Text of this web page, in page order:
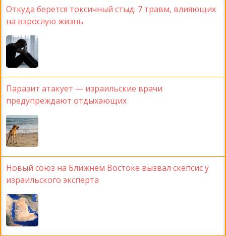
Откуда берется токсичный стыд: 7 травм, влияющих
на взрослую жизнь
Паразит атакует — израильские врачи
предупреждают отдыхающих
Новый союз на Ближнем Востоке вызвал скепсис у
израильского эксперта